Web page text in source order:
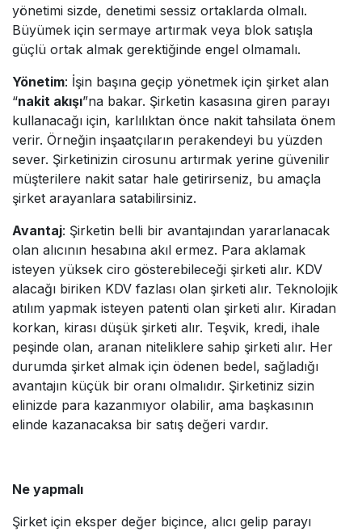
yönetimi sizde, denetimi sessiz ortaklarda olmalı.
Büyümek için sermaye artırmak veya blok satışla
güçlü ortak almak gerektiğinde engel olmamalı.
Yönetim: İşin başına geçip yönetmek için şirket alan
“nakit akışı”na bakar. Şirketin kasasına giren parayı
kullanacağı için, karlılıktan önce nakit tahsilata önem
verir. Örneğin inşaatçıların perakendeyi bu yüzden
sever. Şirketinizin cirosunu artırmak yerine güvenilir
müşterilere nakit satar hale getirirseniz, bu amaçla
şirket arayanlara satabilirsiniz.
Avantaj: Şirketin belli bir avantajından yararlanacak
olan alıcının hesabına akıl ermez. Para aklamak
isteyen yüksek ciro gösterebileceği şirketi alır. KDV
alacağı biriken KDV fazlası olan şirketi alır. Teknolojik
atılım yapmak isteyen patenti olan şirketi alır. Kiradan
korkan, kirası düşük şirketi alır. Teşvik, kredi, ihale
peşinde olan, aranan niteliklere sahip şirketi alır. Her
durumda şirket almak için ödenen bedel, sağladığı
avantajın küçük bir oranı olmalıdır. Şirketiniz sizin
elinizde para kazanmıyor olabilir, ama başkasının
elinde kazanacaksa bir satış değeri vardır.
Ne yapmalı
Şirket için eksper değer biçince, alıcı gelip parayı